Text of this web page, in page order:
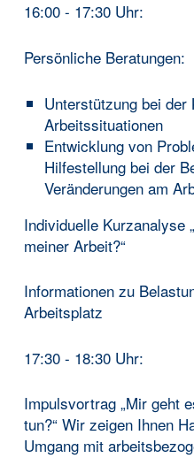
16:00 - 17:30 Uhr:
Persönliche Beratungen:
Unterstützung bei der
Arbeitssituationen
Entwicklung von
Hilfestellung bei der
Veränderungen am
Individuelle Kurzanalyse
meiner Arbeit?“
Informationen zu
Arbeitsplatz
17:30 - 18:30 Uhr:
Impulsvortrag „Mir geht
tun?“ Wir zeigen Ihnen
Umgang mit